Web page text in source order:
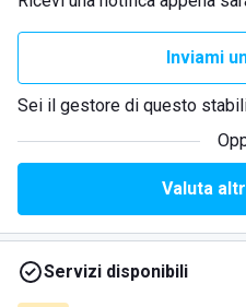
Inviami
Sei il gestore di questo
Valuta
Servizi disponibili